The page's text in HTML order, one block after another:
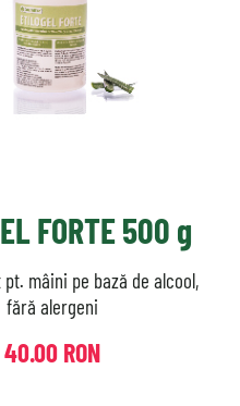
FORTE 500 g
mâini pe bază de alcool,
fără alergeni
40.00 RON